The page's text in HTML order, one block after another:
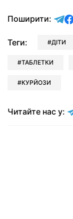
Поширити:
Теги: ДІТИ
ТАБЛЕТКИ
КУРЙОЗИ
Читайте нас у: